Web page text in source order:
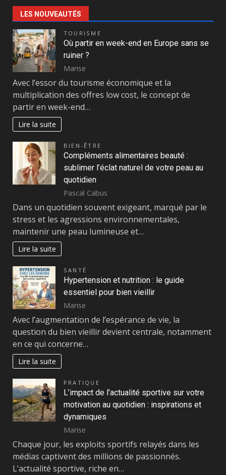
LES NOUVEAUTÉS
TOURISME
Où partir en week-end en Europe sans se
ruiner ?
Marise
Avec l’essor du tourisme économique et la
multiplication des offres low cost, le concept de
partir en week-end…
Lire la suite
BIEN-ÊTRE
Compléments alimentaires beauté :
sublimer l’éclat naturel de votre peau au
quotidien
Pascal Cabus
Dans un quotidien souvent exigeant, marqué par le
stress et les agressions environnementales,
maintenir une peau lumineuse et…
Lire la suite
SANTÉ
Hypertension et nutrition : le guide
essentiel pour bien vieillir
Marise
Avec l’augmentation de l’espérance de vie, la
question du bien vieillir devient centrale, notamment
en ce qui concerne…
Lire la suite
PRATIQUE
L’impact de l’actualité sportive sur votre
motivation au quotidien : inspirations et
dynamiques
Marise
Chaque jour, les exploits sportifs relayés dans les
médias captivent des millions de passionnés.
L’actualité sportive, riche en…